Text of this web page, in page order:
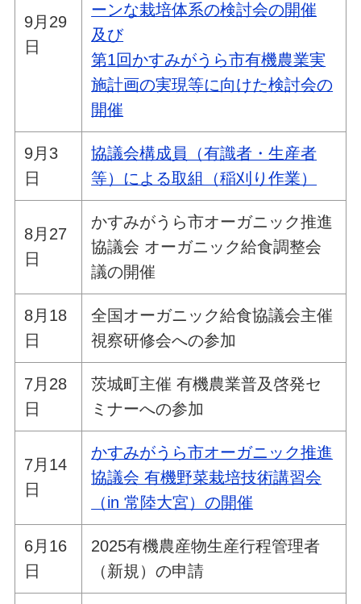
9月29
日
ーンな栽培体系の検討会の開催
及び
第1回かすみがうら市有機農業実
施計画の実現等に向けた検討会の
開催
9月3
日
協議会構成員（有識者・生産者
等）による取組（稲刈り作業）
8月27
日
かすみがうら市オーガニック推進
協議会 オーガニック給食調整会
議の開催
8月18
日
全国オーガニック給食協議会主催
視察研修会への参加
7月28
日
茨城町主催 有機農業普及啓発セ
ミナーへの参加
7月14
日
かすみがうら市オーガニック推進
協議会 有機野菜栽培技術講習会
（in 常陸大宮）の開催
6月16
日
2025有機農産物生産行程管理者
（新規）の申請